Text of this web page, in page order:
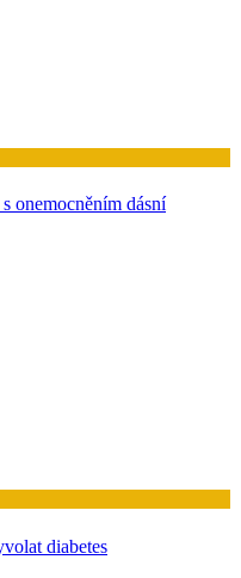
onemocněním dásní
diabetes